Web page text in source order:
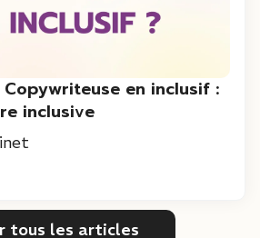
en inclusif :
inclusive
tous les articles